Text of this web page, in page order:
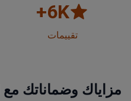
6K+
تقييمات
مزاياك وضماناتك مع Bookimed